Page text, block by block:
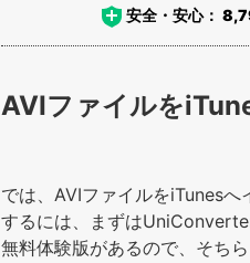
安全・安心：
AVIファイルを
では、AVIファイルをiTunesへ
するには、まずは
無料体験版があるので、そち